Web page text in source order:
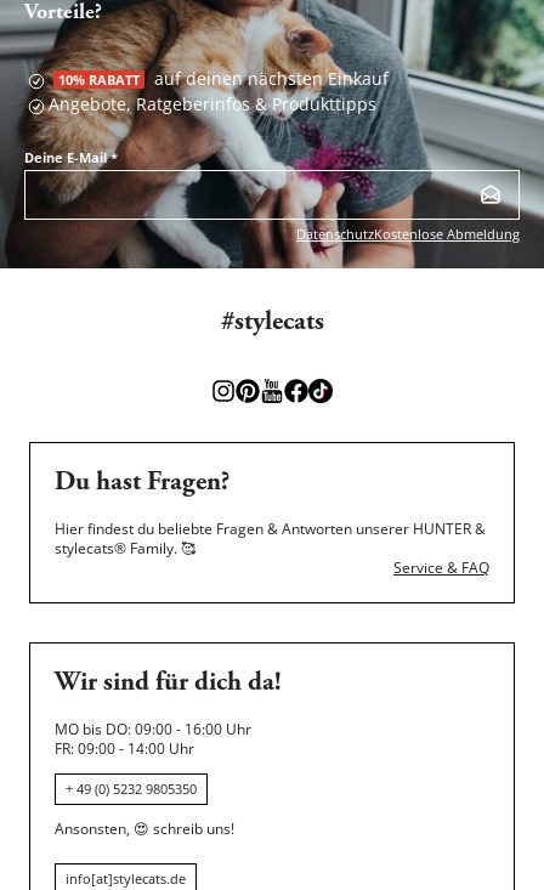
Vorteile?
10% RABATT auf deinen nächsten Einkauf
Angebote, Ratgeberinfos & Produkttipps
Deine E-Mail*
DatenschutzKostenlose Abmeldung
#stylecats
Du hast Fragen?
Hier findest du beliebte Fragen & Antworten unserer HUNTER &
stylecats® Family.🥰
Service & FAQ
Wir sind für dich da!
MO bis DO: 09:00 - 16:00 Uhr
FR: 09:00 - 14:00 Uhr
+ 49 (0) 5232 9805350
Ansonsten, 😍 schreib uns!
info[at]stylecats.de